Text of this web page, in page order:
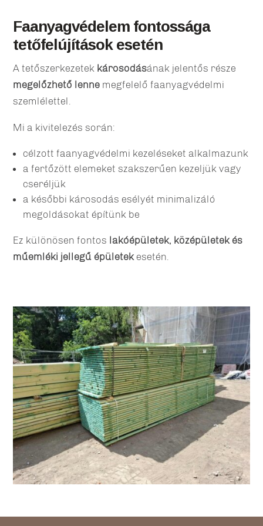
Faanyagvédelem fontossága
tetőfelújítások esetén
A tetőszerkezetek károsodásának jelentős része
megelőzhető lenne megfelelő faanyagvédelmi
szemlélettel.
Mi a kivitelezés során:
célzott faanyagvédelmi kezeléseket alkalmazunk
a fertőzött elemeket szakszerűen kezeljük vagy
cseréljük
a későbbi károsodás esélyét minimalizáló
megoldásokat építünk be
Ez különösen fontos lakóépületek, középületek és
műemléki jellegű épületekesetén.